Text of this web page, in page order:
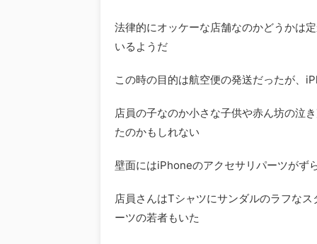
法律的にオッケーな店舗なのかどうかは
いるようだ
この時の目的は航空便の発送だったが、
店員の子なのか小さな子供や赤ん坊の泣
たのかもしれない
壁面にはiPhoneのアクセサリパーツがず
店員さんはTシャツにサンダルのラフな
ーツの若者もいた